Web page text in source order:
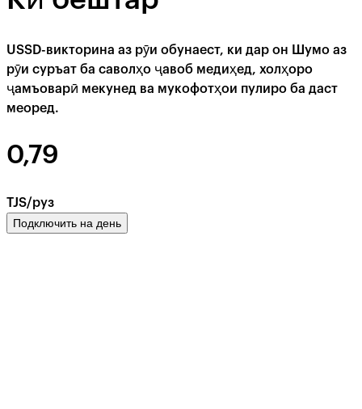
USSD-викторина аз рӯи обунаест, ки дар он Шумо аз
рӯи суръат ба саволҳо ҷавоб медиҳед, холҳоро
ҷамъоварӣ мекунед ва мукофотҳои пулиро ба даст
меоред.
0,79
TJS/руз
Подключить на день